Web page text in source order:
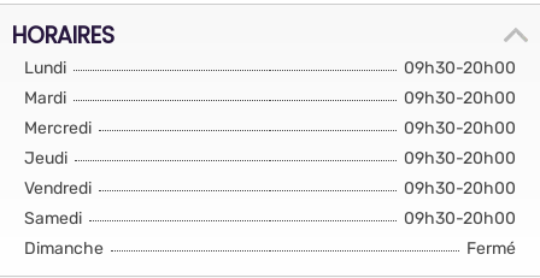
HORAIRES
Lundi
09h30-20h00
Mardi
09h30-20h00
Mercredi
09h30-20h00
Jeudi
09h30-20h00
Vendredi
09h30-20h00
Samedi
09h30-20h00
Dimanche
Fermé